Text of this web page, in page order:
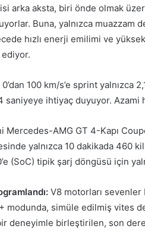
arka aksta, biri önde olmak
Buna, yalnızca
hızlı enerji emilimi ve
ediyor.
0’dan 100 km/s’e sprint yalnızca
saniyeye ihtiyaç duyuyor.
Mercedes-AMG GT 4-Kapı
yalnızca 10 dakikada 460
(SoC) tipik şarj döngüsü için
V8 motorları sevenler
modunda, simüle edilmiş vites
deneyimle birleştirilen, son